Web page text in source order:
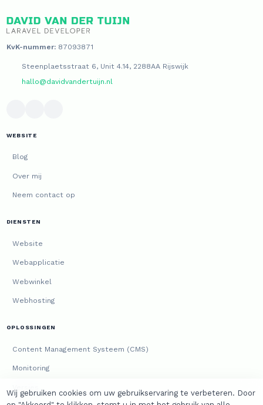
KvK-nummer:87093871
Steenplaetsstraat 6, Unit 4.14, 2288AA Rijswijk
hallo@davidvandertuijn.nl
WEBSITE
Blog
Over mij
Neem contact op
DIENSTEN
Website
Webapplicatie
Webwinkel
Webhosting
OPLOSSINGEN
Content Management Systeem (CMS)
Monitoring
Wij gebruiken cookies om uw gebruikservaring te verbeteren. Door